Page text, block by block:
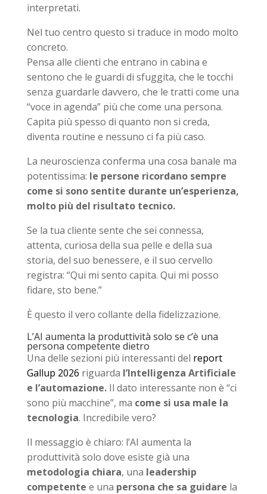
interpretati.
Nel tuo centro questo si traduce in modo molto
concreto.
Pensa alle clienti che entrano in cabina e
sentono che le guardi di sfuggita, che le tocchi
senza guardarle davvero, che le tratti come una
“voce in agenda” più che come una persona.
Capita più spesso di quanto non si creda,
diventa routine e nessuno ci fa più caso.
La neuroscienza conferma una cosa banale ma
potentissima: le persone ricordano sempre
come si sono sentite durante un’esperienza,
molto più del risultato tecnico.
Se la tua cliente sente che sei connessa,
attenta, curiosa della sua pelle e della sua
storia, del suo benessere, e il suo cervello
registra: “Qui mi sento capita. Qui mi posso
fidare, sto bene.”
È questo il vero collante della fidelizzazione.
L’AI aumenta la produttività solo se c’è una
persona competente dietro
Una delle sezioni più interessanti del report
Gallup 2026 riguarda l’Intelligenza Artificiale
e l’automazione. Il dato interessante non è “ci
sono più macchine”, ma come si usa male la
tecnologia. Incredibile vero?
Il messaggio è chiaro: l’AI aumenta la
produttività solo dove esiste già una
metodologia chiara, una leadership
competente e una persona che sa guidare la